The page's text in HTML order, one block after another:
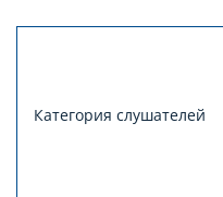
Категория слушателей